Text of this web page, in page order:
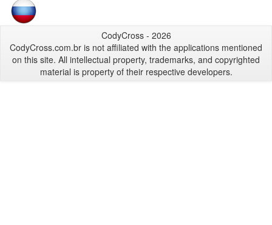
CodyCross - 2026
CodyCross.com.br is not affiliated with the applications mentioned
on this site. All intellectual property, trademarks, and copyrighted
material is property of their respective developers.